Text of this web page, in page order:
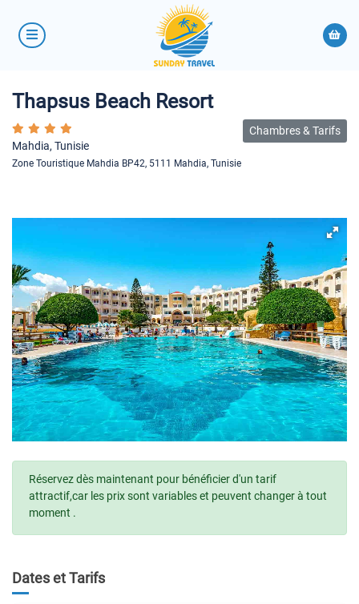
Thapsus Beach Resort
Mahdia, Tunisie
Zone Touristique Mahdia BP42, 5111 Mahdia, Tunisie
Chambres & Tarifs
Réservez dès maintenant pour bénéficier d'un tarif
attractif,car les prix sont variables et peuvent changer à tout
moment .
Dates et Tarifs